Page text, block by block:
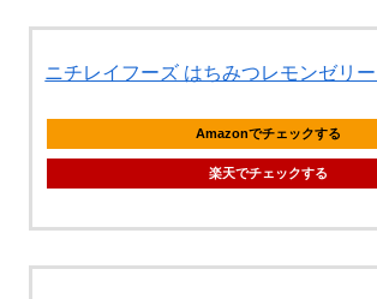
ニチレイフーズ はちみつレモンゼリ
Amazonでチェックする
楽天でチェックする